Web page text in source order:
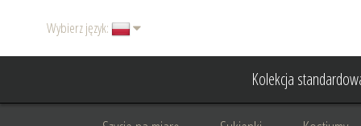
Wybierz język:
Kolekcja